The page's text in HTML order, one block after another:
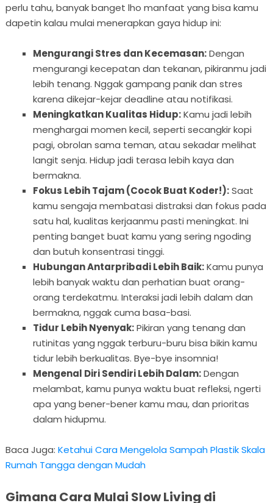
perlu tahu, banyak banget lho manfaat yang bisa kamu
dapetin kalau mulai menerapkan gaya hidup ini:
Mengurangi Stres dan Kecemasan:Dengan
mengurangi kecepatan dan tekanan, pikiranmu jadi
lebih tenang. Nggak gampang panik dan stres
karena dikejar-kejar deadline atau notifikasi.
Meningkatkan Kualitas Hidup:Kamu jadi lebih
menghargai momen kecil, seperti secangkir kopi
pagi, obrolan sama teman, atau sekadar melihat
langit senja. Hidup jadi terasa lebih kaya dan
bermakna.
Fokus Lebih Tajam (Cocok Buat Koder!):Saat
kamu sengaja membatasi distraksi dan fokus pada
satu hal, kualitas kerjaanmu pasti meningkat. Ini
penting banget buat kamu yang sering ngoding
dan butuh konsentrasi tinggi.
Hubungan Antarpribadi Lebih Baik:Kamu punya
lebih banyak waktu dan perhatian buat orang-
orang terdekatmu. Interaksi jadi lebih dalam dan
bermakna, nggak cuma basa-basi.
Tidur Lebih Nyenyak:Pikiran yang tenang dan
rutinitas yang nggak terburu-buru bisa bikin kamu
tidur lebih berkualitas. Bye-bye insomnia!
Mengenal Diri Sendiri Lebih Dalam:Dengan
melambat, kamu punya waktu buat refleksi, ngerti
apa yang bener-bener kamu mau, dan prioritas
dalam hidupmu.
Baca Juga: Ketahui Cara Mengelola Sampah Plastik Skala
Rumah Tangga dengan Mudah
Gimana Cara Mulai Slow Living di